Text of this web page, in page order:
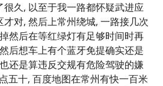
久, 以至于我一路都怀疑武进应
对, 然后上常州绕城, 一路接几次
然后在等红绿灯有足够时间时再
后想车上有个蓝牙免提确实还是
还是算违反交规有危险驾驶的嫌
五十, 百度地图在常州有快一百米